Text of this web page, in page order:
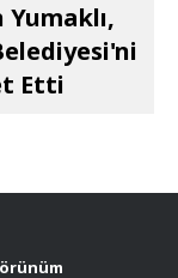
Yumaklı,
Etti